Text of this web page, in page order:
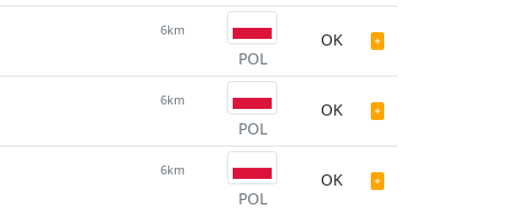
6km
POL
OK
6km
POL
OK
6km
POL
OK